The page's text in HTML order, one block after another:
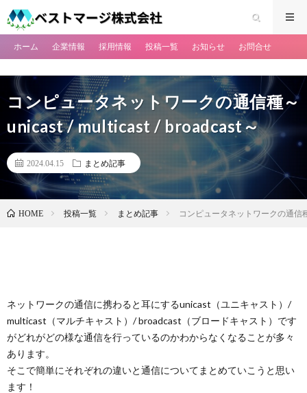
ホーム 企業情報 採用情報 投稿一覧 お知らせ お問合せ
コンピュータネットワークの通信種～
unicast / multicast / broadcast～
2024.04.15 まとめ記事
HOME 投稿一覧 まとめ記事 コンピュータネットワークの通
ネットワークの通信に携わると耳にするunicast（ユニキャスト）/
multicast（マルチキャスト）/ broadcast（ブロードキャスト）です
がどれがどの様な通信を行っているのかわからなくなることが多々
あります。
そこで簡単にそれぞれの違いと通信についてまとめていこうと思い
ます！